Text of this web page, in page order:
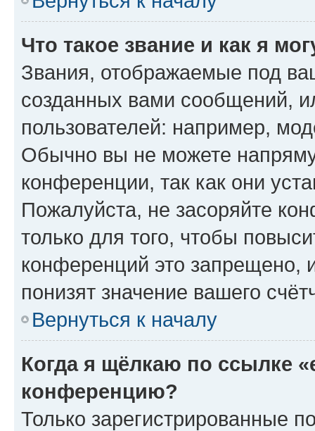
Что такое звание и как я
Звания, отображаемые под
созданных вами сообщений,
пользователей: например,
Обычно вы не можете
конференции, так как они
Пожалуйста, не засоряйте
только для того, чтобы
конференций это запрещено,
понизят значение вашего
Вернуться к началу
Когда я щёлкаю по ссылке
конференцию?
Только зарегистрированные